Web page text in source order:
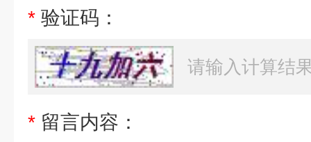
* 验证码：
* 留言内容：